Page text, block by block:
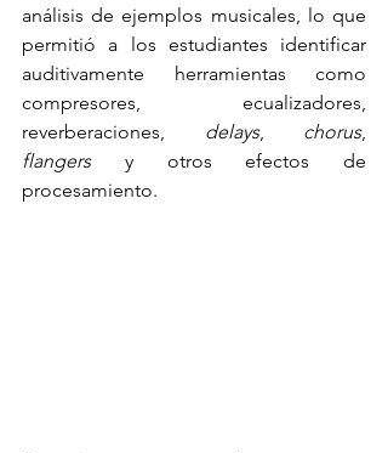
análisis de ejemplos musicales, lo que
permitió a los estudiantes identificar
auditivamente herramientas como
compresores, ecualizadores,
reverberaciones, delays, chorus
flangers y otros efectos de
procesamiento.